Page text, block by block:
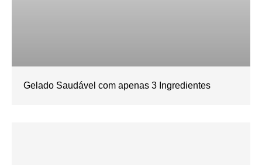
Gelado Saudável com apenas 3 Ingredientes